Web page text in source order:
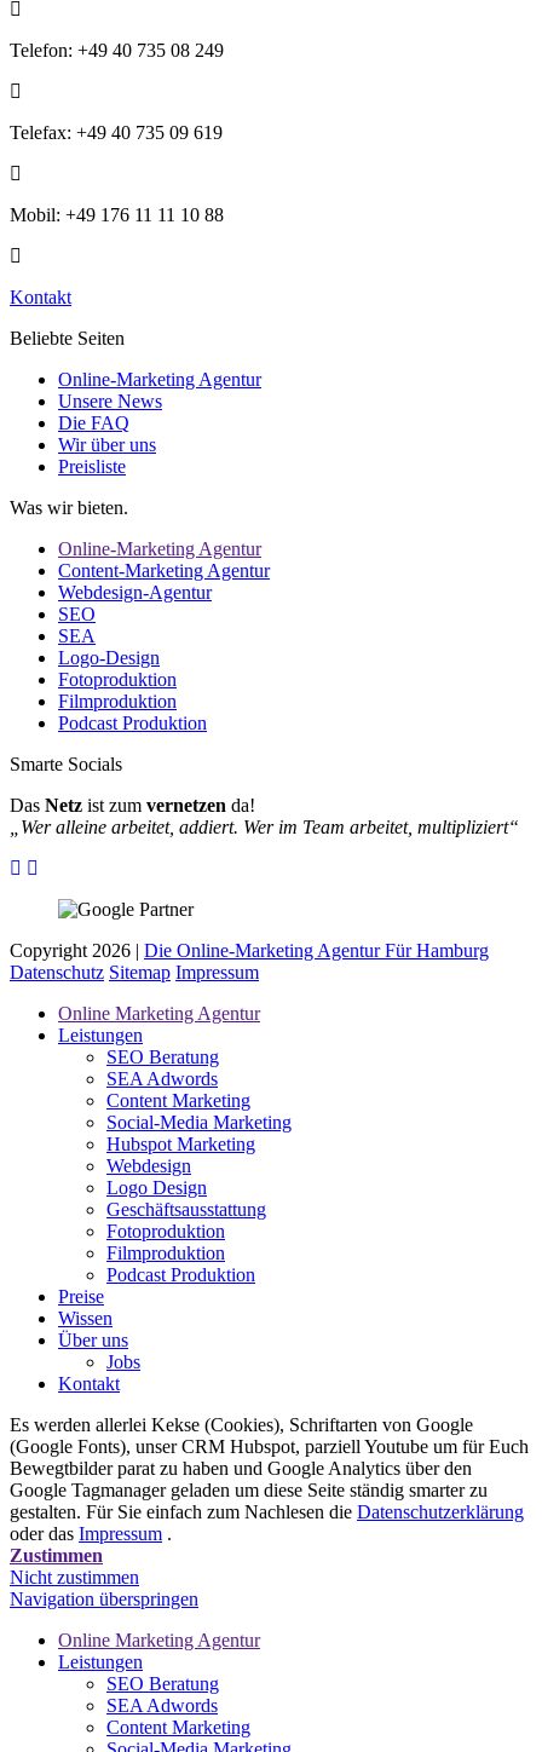
Telefon: +49 40 735 08 249
Telefax: +49 40 735 09 619
Mobil: +49 176 11 11 10 88
Kontakt
Beliebte Seiten
Online-Marketing Agentur
Unsere News
Die FAQ
Wir über uns
Preisliste
Was wir bieten.
Online-Marketing Agentur
Content-Marketing Agentur
Webdesign-Agentur
SEO
SEA
Logo-Design
Fotoproduktion
Filmproduktion
Podcast Produktion
Smarte Socials
Das Netz ist zum vernetzen da!
„Wer alleine arbeitet, addiert. Wer im Team arbeitet, multipliziert“
Copyright 2026 | Die Online-Marketing Agentur Für Hamburg
Datenschutz Sitemap Impressum
Online Marketing Agentur
Leistungen
SEO Beratung
SEA Adwords
Content Marketing
Social-Media Marketing
Hubspot Marketing
Webdesign
Logo Design
Geschäftsausstattung
Fotoproduktion
Filmproduktion
Podcast Produktion
Preise
Wissen
Über uns
Jobs
Kontakt
Es werden allerlei Kekse (Cookies), Schriftarten von Google
(Google Fonts), unser CRM Hubspot, parziell Youtube um für Euch
Bewegtbilder parat zu haben und Google Analytics über den
Google Tagmanager geladen um diese Seite ständig smarter zu
gestalten. Für Sie einfach zum Nachlesen die Datenschutzerklärung
oder das Impressum .
Zustimmen
Nicht zustimmen
Navigation überspringen
Online Marketing Agentur
Leistungen
SEO Beratung
SEA Adwords
Content Marketing